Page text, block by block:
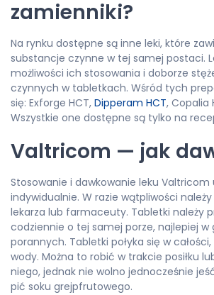
zamienniki?
Na rynku dostępne są inne leki, które
substancje czynne w tej samej postaci.
możliwości ich stosowania i doborze
czynnych w tabletkach. Wśród tych
się: Exforge HCT, Dipperam HCT, Copalia
Wszystkie one dostępne są tylko na
Valtricom — jak
Stosowanie i dawkowanie leku
indywidualnie. W razie wątpliwości
lekarza lub farmaceuty. Tabletki należy
codziennie o tej samej porze, najlepiej w
porannych. Tabletki połyka się w
wody. Można to robić w trakcie posiłku
niego, jednak nie wolno jednocześnie
pić soku grejpfrutowego.